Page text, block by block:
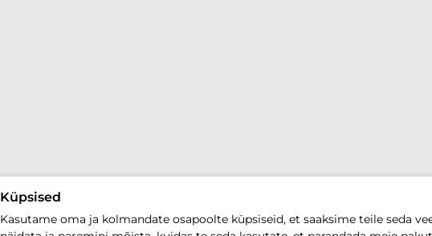
Küpsised
Kasutame oma ja kolmandate osapoolte küpsiseid, et saaksime teile seda